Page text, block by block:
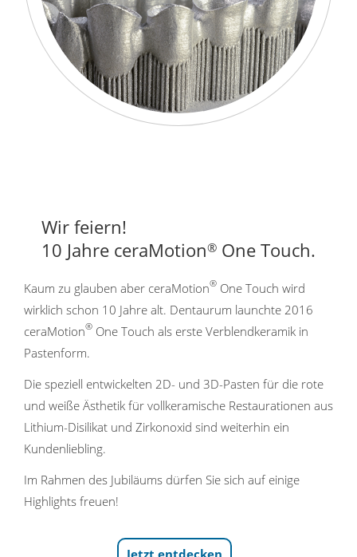
Wir feiern!
10 Jahre ceraMotion® One Touch.
Kaum zu glauben aber ceraMotion® One Touch wird
wirklich schon 10 Jahre alt. Dentaurum launchte 2016
ceraMotion® One Touch als erste Verblendkeramik in
Pastenform.
Die speziell entwickelten 2D- und 3D-Pasten für die rote
und weiße Ästhetik für vollkeramische Restaurationen aus
Lithium-Disilikat und Zirkonoxid sind weiterhin ein
Kundenliebling.
Im Rahmen des Jubiläums dürfen Sie sich auf einige
Highlights freuen!